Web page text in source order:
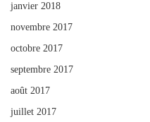
janvier 2018
novembre 2017
octobre 2017
septembre 2017
août 2017
juillet 2017